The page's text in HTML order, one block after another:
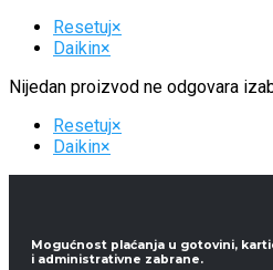
Resetuj×
Daikin×
Nijedan proizvod ne odgovara
Resetuj×
Daikin×
Mogućnost plaćanja u gotovini,
i administrativne zabrane.